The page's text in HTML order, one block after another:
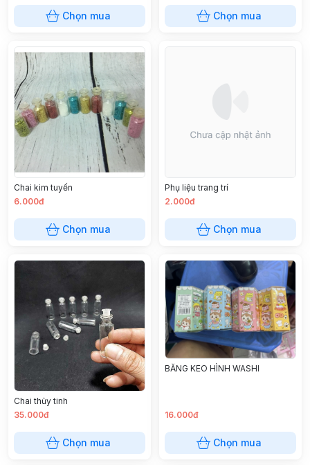
Chọn mua Chọn mua
Chai kim tuyến
6.000đ
Chọn mua
Phụ liệu trang trí
2.000đ
Chọn mua
Chai thủy tinh
35.000đ
Chọn mua
BĂNG KEO HÌNH WASHI
16.000đ
Chọn mua